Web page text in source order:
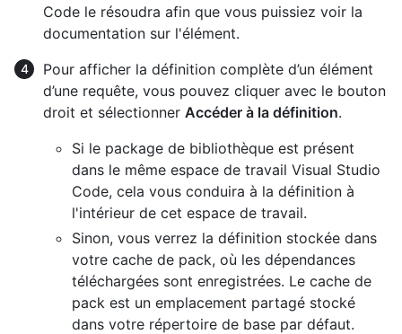
Code le résoudra afin que vous puissiez voir la
documentation sur l'élément.
Pour afficher la définition complète d’un élément
d’une requête, vous pouvez cliquer avec le bouton
droit et sélectionner Accéder à la définition.
Si le package de bibliothèque est présent
dans le même espace de travail Visual Studio
Code, cela vous conduira à la définition à
l'intérieur de cet espace de travail.
Sinon, vous verrez la définition stockée dans
votre cache de pack, où les dépendances
téléchargées sont enregistrées. Le cache de
pack est un emplacement partagé stocké
dans votre répertoire de base par défaut.